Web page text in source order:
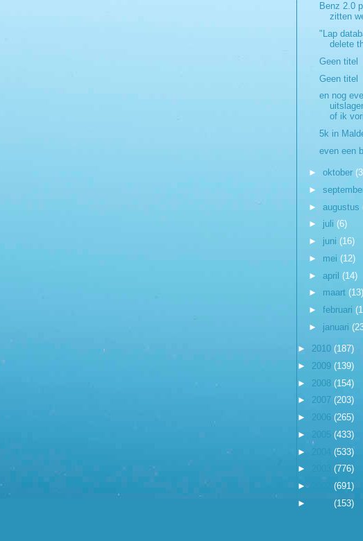
Benz 2.0
zitten
"Lap
delete
Geen titel
Geen titel
en nog
of ik
5k in
even een
► oktober
►
► augustus
► juli (6)
► juni (16)
► mei (12)
► april (14)
► maart (13)
► februari
► januari
► 2010 (187)
► 2009 (139)
► 2008 (154)
► 2007 (203)
► 2006 (265)
►
(433)
►
(533)
►
(776)
►
(691)
►
(153)